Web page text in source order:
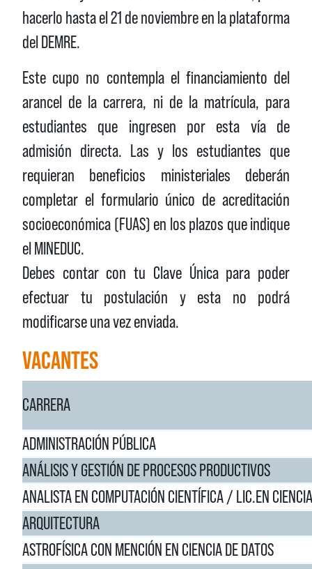
hacerlo hasta el 21 de noviembre en la plataforma
del DEMRE.
Este cupo no contempla el financiamiento del
arancel de la carrera, ni de la matrícula, para
estudiantes que ingresen por esta vía de
admisión directa. Las y los estudiantes que
requieran beneficios ministeriales deberán
completar el formulario único de acreditación
socioeconómica (FUAS) en los plazos que indique
el MINEDUC.
Debes contar con tu Clave Única para poder
efectuar tu postulación y esta no podrá
modificarse una vez enviada.
VACANTES
CARRERA
ADMINISTRACIÓN PÚBLICA
ANÁLISIS Y GESTIÓN DE PROCESOS PRODUCTIVOS
ANALISTA EN COMPUTACIÓN CIENTÍFICA / LIC.EN
ARQUITECTURA
ASTROFÍSICA CON MENCIÓN EN CIENCIA DE DATOS